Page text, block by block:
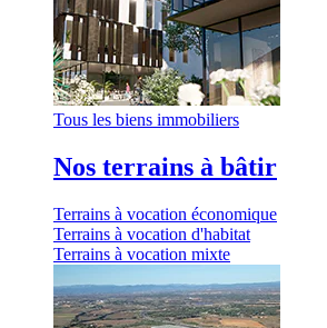
Tous les biens immobiliers
Nos terrains à bâtir
Terrains à vocation économique
Terrains à vocation d'habitat
Terrains à vocation mixte